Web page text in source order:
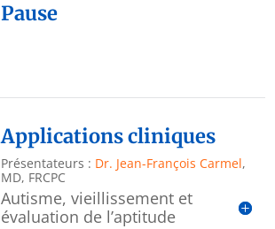
Pause
Applications cliniques
Présentateurs : Dr. Jean-François Carmel,
MD, FRCPC
Autisme, vieillissement et
évaluation de l’aptitude